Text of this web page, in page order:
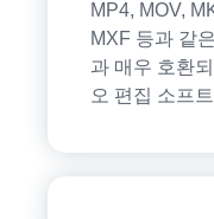
MP4, MOV,
MXF 등과 같
과 매우 호환
오 편집 소프